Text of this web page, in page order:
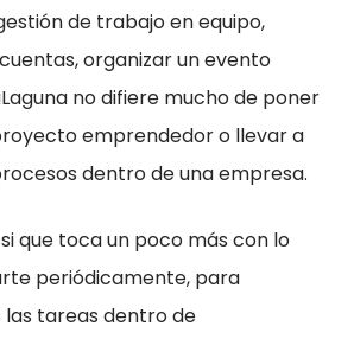
de trabajo en equipo,
organizar un evento
no difiere mucho de poner
emprendedor o llevar a
dentro de una empresa.
que toca un poco más con lo
periódicamente, para
tareas dentro de